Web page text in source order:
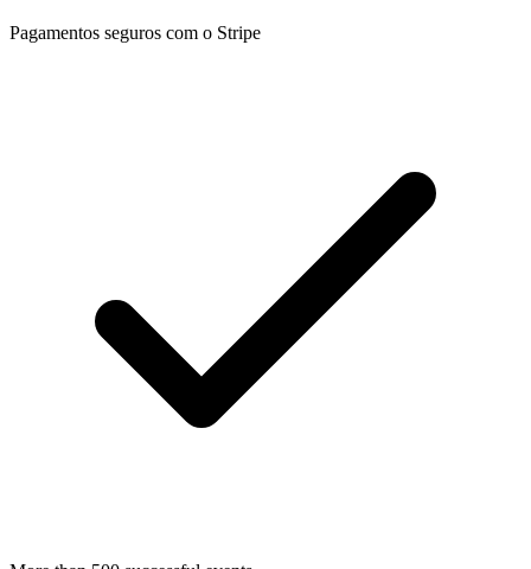
Pagamentos seguros com o Stripe